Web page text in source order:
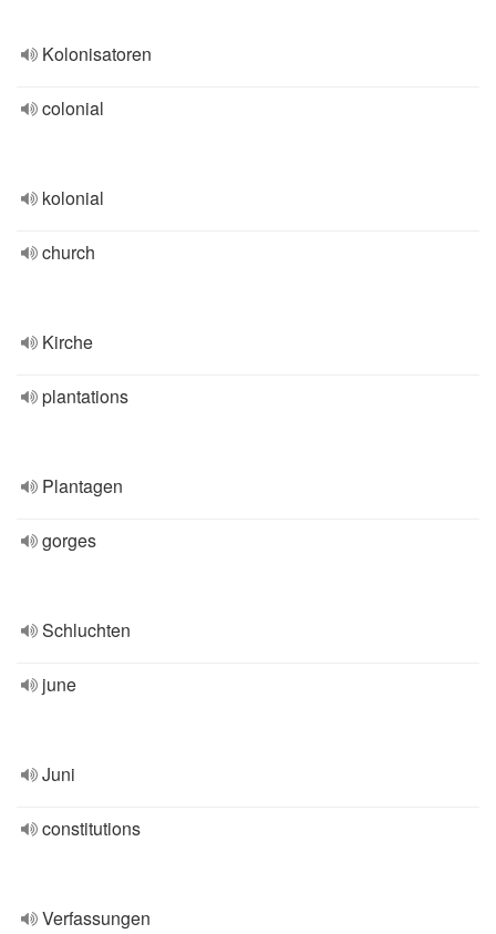
Kolonisatoren
colonial
kolonial
church
Kirche
plantations
Plantagen
gorges
Schluchten
june
Juni
constitutions
Verfassungen